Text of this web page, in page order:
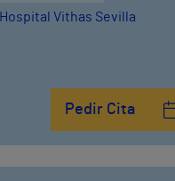
Hospital Vithas Sevilla
Pedir Cita